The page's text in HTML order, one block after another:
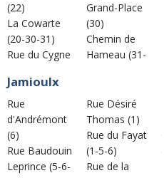
(22)
La Cowarte
(20-30-31)
Rue du Cygne
Grand-Place
(30)
Chemin de
Hameau (31-
Jamioulx
Rue
d'Andrémont
(6)
Rue Baudouin
Leprince (5-6-
Rue Désiré
Thomas (1)
Rue du Fayat
(1-5-6)
Rue de la